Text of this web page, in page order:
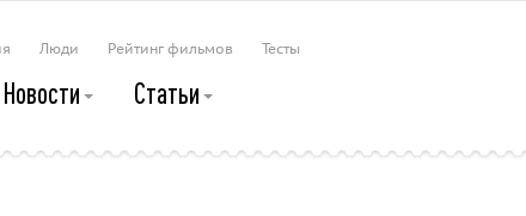
Люди Рейтинг фильмов Тесты
Новости Статьи